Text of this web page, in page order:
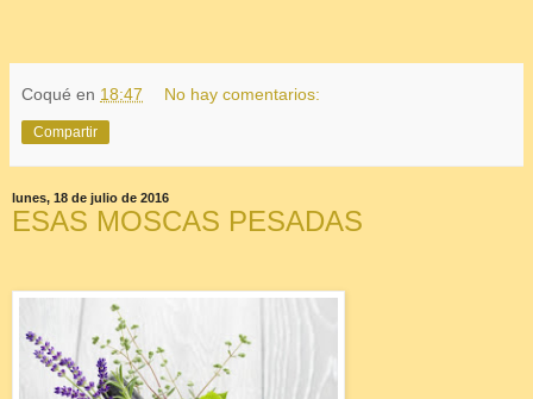
Coqué en 18:47 No hay comentarios:
Compartir
lunes, 18 de julio de 2016
ESAS MOSCAS PESADAS